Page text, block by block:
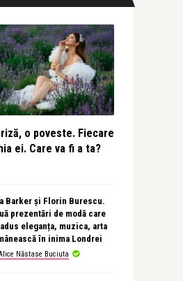
o poveste. Fiecare
ei. Care va fi a ta?
Barker și Florin Burescu.
prezentări de modă care
eleganța, muzica, arta
în inima Londrei
Năstase Buciuta